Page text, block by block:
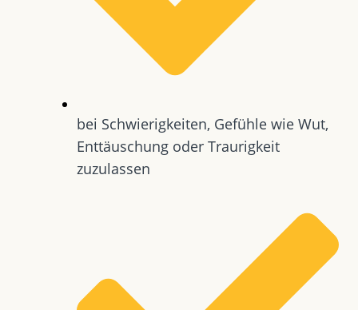
bei Schwierigkeiten, Gefühle wie Wut,
Enttäuschung oder Traurigkeit
zuzulassen